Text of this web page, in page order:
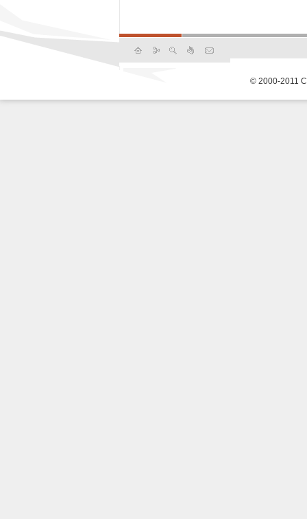
© 2000-2011